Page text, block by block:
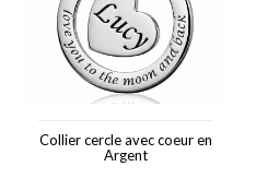
Collier cercle avec coeur en
Argent